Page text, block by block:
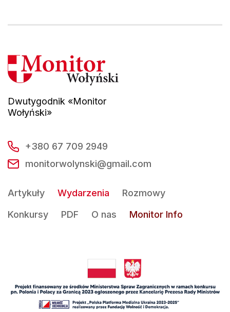
Dwutygodnik «Monitor
Wołyński»
+380 67 709 2949
monitorwolynski@gmail.com
Artykuły Wydarzenia
Rozmowy
Konkursy
PDF O nas Monitor Info